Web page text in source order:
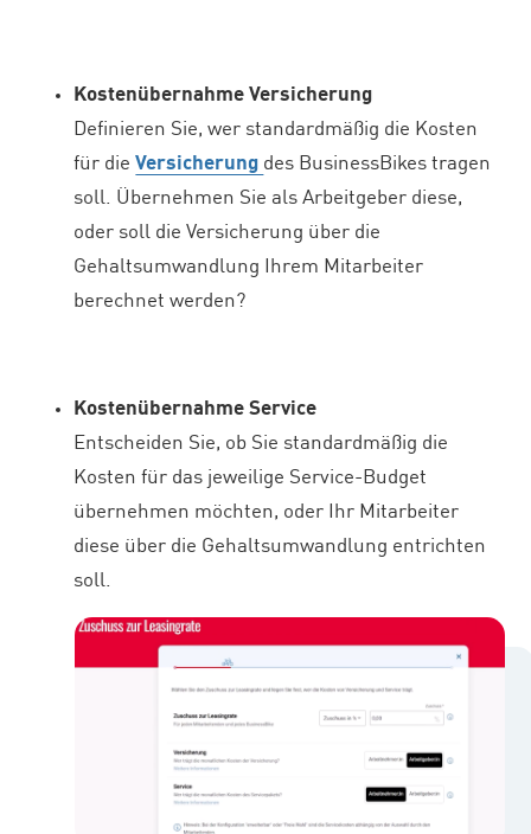
Kostenübernahme Versicherung
Definieren Sie, wer standardmäßig die Kosten
für dieVersicherung des BusinessBikes tragen
soll. Übernehmen Sie als Arbeitgeber diese,
oder soll die Versicherung über die
Gehaltsumwandlung Ihrem Mitarbeiter
berechnet werden?
Kostenübernahme Service
Entscheiden Sie, ob Sie standardmäßig die
Kosten für das jeweilige Service-Budget
übernehmen möchten, oder Ihr Mitarbeiter
diese über die Gehaltsumwandlung entrichten
soll.